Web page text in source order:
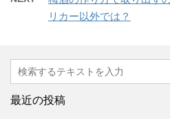
で
共
有
ィ
に
リカー以外では？
最近の投稿